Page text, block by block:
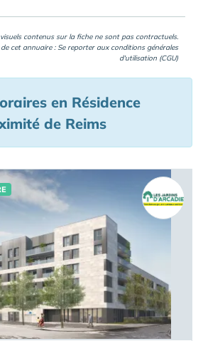
contenus sur la fiche ne sont pas contractuels.
cet annuaire : Se reporter aux conditions générales
d'utilisation (CGU)
en Résidence
de Reims